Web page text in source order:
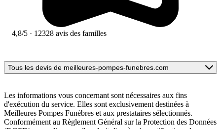
4,8/5 · 12328 avis des familles
Tous les devis de meilleures-pompes-funebres.com
Les informations vous concernant sont nécessaires aux fins
d'exécution du service. Elles sont exclusivement destinées à
Meilleures Pompes Funèbres et aux prestataires sélectionnés.
Conformément au Règlement Général sur la Protection des Données